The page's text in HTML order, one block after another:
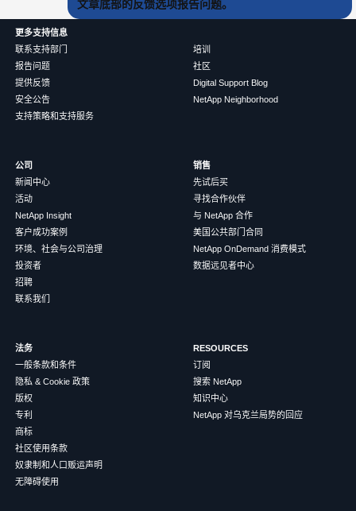
文章底部的反馈选项报告问题。
更多支持信息
联系支持部门
报告问题
提供反馈
安全公告
支持策略和支持服务
培训
社区
Digital Support Blog
NetApp Neighborhood
公司
新闻中心
活动
NetApp Insight
客户成功案例
环境、社会与公司治理
投资者
招聘
联系我们
销售
先试后买
寻找合作伙伴
与 NetApp 合作
美国公共部门合同
NetApp OnDemand 消费模式
数据远见者中心
法务
一般条款和条件
隐私 & Cookie 政策
版权
专利
商标
社区使用条款
奴隶制和人口贩运声明
无障碍使用
RESOURCES
订阅
搜索 NetApp
知识中心
NetApp 对乌克兰局势的回应